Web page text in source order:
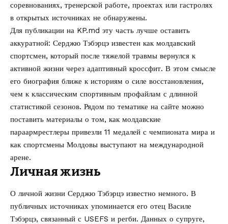
соревнованиях, тренерской работе, проектах или гастролях
в открытых источниках не обнаружены.
Для публикации на KP.md эту часть лучше оставить
аккуратной: Серджю Тэбэрцэ известен как молдавский
спортсмен, который после тяжелой травмы вернулся к
активной жизни через адаптивный кроссфит. В этом смысле
его биография ближе к историям о силе восстановления,
чем к классическим спортивным профайлам с длинной
статистикой сезонов. Рядом по тематике на сайте можно
поставить материалы о том, как молдавские
параармрестлеры привезли 11 медалей с чемпионата мира и
как спортсмены Молдовы выступают на международной
арене.
Личная жизнь
О личной жизни Серджю Тэбэрцэ известно немного. В
публичных источниках упоминается его отец Василе
Тэбэрцэ, связанный с USEFS и регби. Данных о супруге,